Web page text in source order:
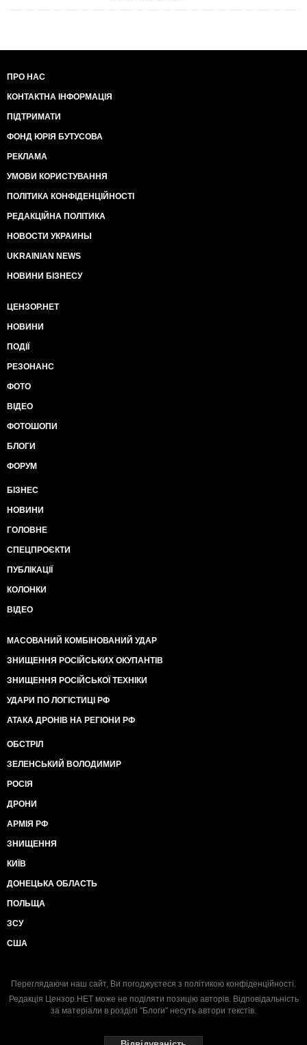
ПРО НАС
КОНТАКТНА ІНФОРМАЦІЯ
ПІДТРИМАТИ
ФОНД ЮРІЯ БУТУСОВА
РЕКЛАМА
УМОВИ КОРИСТУВАННЯ
ПОЛІТИКА КОНФІДЕНЦІЙНОСТІ
РЕДАКЦІЙНА ПОЛІТИКА
НОВОСТИ УКРАИНЫ
UKRAINIAN NEWS
НОВИНИ БІЗНЕСУ
ЦЕНЗОР.НЕТ
НОВИНИ
ПОДІЇ
РЕЗОНАНС
ФОТО
ВІДЕО
ФОТОШОПИ
БЛОГИ
ФОРУМ
БІЗНЕС
НОВИНИ
ГОЛОВНЕ
СПЕЦПРОЄКТИ
ПУБЛІКАЦІЇ
КОЛОНКИ
ВІДЕО
МАСОВАНИЙ КОМБІНОВАНИЙ УДАР
ЗНИЩЕННЯ РОСІЙСЬКИХ ОКУПАНТІВ
ЗНИЩЕННЯ РОСІЙСЬКОЇ ТЕХНІКИ
УДАРИ ПО ЛОГІСТИЦІ РФ
АТАКА ДРОНІВ НА РЕГІОНИ РФ
ОБСТРІЛ
ЗЕЛЕНСЬКИЙ ВОЛОДИМИР
РОСІЯ
ДРОНИ
АРМІЯ РФ
ЗНИЩЕННЯ
КИЇВ
ДОНЕЦЬКА ОБЛАСТЬ
ПОЛЬЩА
ЗСУ
США
Переглядаючи наш сайт, Ви погоджуєтеся з політикою конфіденційності.
Редакція Цензор.НЕТ може не поділяти позицію авторів. Відповідальність
за матеріали в розділі "Блоги" несуть автори текстів.